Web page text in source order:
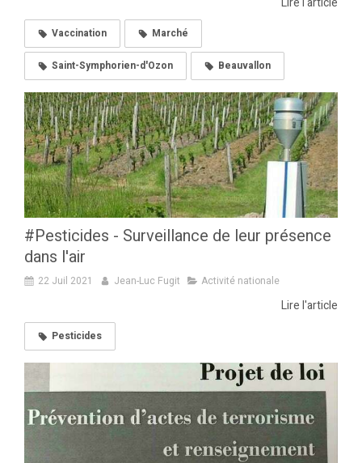
Vaccination Marché
Saint-Symphorien-d'Ozon Beauvallon
#Pesticides - Surveillance de leur présence
dans l'air
22 Juil 2021 Jean-Luc Fugit Activité nationale
Lire l'article
Pesticides